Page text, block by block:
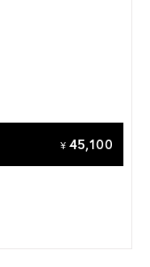
によって、上記い
こと、予めご了承
57.5cm
ため、サイズ・色
品
¥ 45,100